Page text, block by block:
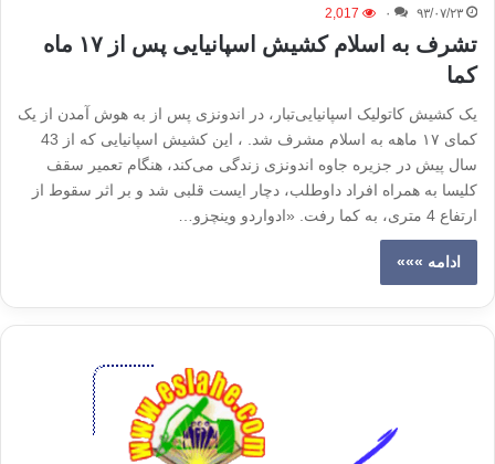
۹۳/۰۷/۲۳ ۰ 2,017
تشرف به اسلام کشیش اسپانیایی پس از ۱۷ ماه
کما
یک کشیش کاتولیک اسپانیایی‌تبار، در اندونزی پس از به هوش آمدن از یک
کمای ۱۷ ماهه به اسلام مشرف شد. ، این کشیش اسپانیایی که از 43
سال پیش در جزیره جاوه اندونزی زندگی می‌کند، هنگام تعمیر سقف
کلیسا به همراه افراد داوطلب، دچار ایست قلبی شد و بر اثر سقوط از
ارتفاع 4 متری، به کما رفت. «ادواردو وینچزو…
ادامه »»»